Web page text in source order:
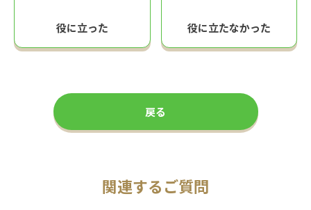
役に立った 役に立たなかった
戻る
関連するご質問